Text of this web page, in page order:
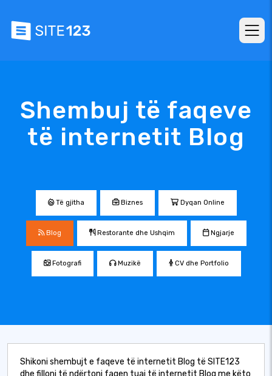
Shembuj të faqeve
të internetit Blog
Të gjitha Biznes Dyqan Online
Blog Restorante dhe Ushqim Ngjarje
Fotografi Muzikë CV dhe Portfolio
Shikoni shembujt e faqeve të internetit Blog të SITE123
dhe filloni të ndërtoni faqen tuaj të internetit Blog me këto